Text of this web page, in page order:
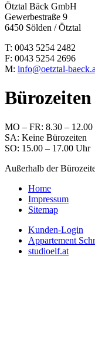
Ötztal Bäck GmbH
Gewerbestraße 9
6450 Sölden / Ötztal
T: 0043 5254 2482
F: 0043 5254 2696
M: info@oetztal-
Bürozeiten
MO – FR: 8.30 –
SA: Keine Bürozeiten
SO: 15.00 – 17.00 Uhr
Außerhalb der
Home
Impressum
Sitemap
Kunden-Login
Appartement
studioelf.at